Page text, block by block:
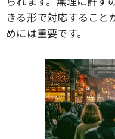
きる形で対応すること
めには重要です。